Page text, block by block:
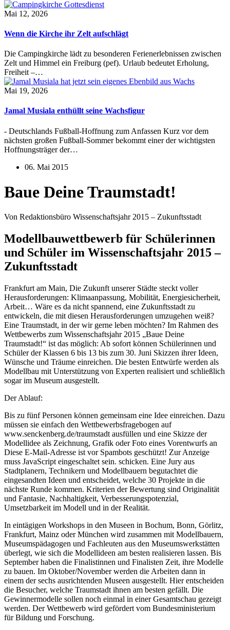
Mai 12, 2026
Wenn die Kirche ihr Zelt aufschlägt
Die Campingkirche lädt zu besonderen Ferienerlebnissen zwischen
Zelt und Himmel ein Freiburg (pef). Urlaub bedeutet Erholung,
Freiheit –…
Mai 19, 2026
Jamal Musiala enthüllt seine Wachsfigur
- Deutschlands Fußball-Hoffnung zum Anfassen Kurz vor dem
nächsten großen Fußball-Sommer bekommt einer der wichtigsten
Hoffnungsträger der…
06. Mai 2015
Baue Deine Traumstadt!
Von Redaktionsbüro Wissenschaftsjahr 2015 – Zukunftsstadt
Modellbauwettbewerb für Schülerinnen
und Schüler im Wissenschaftsjahr 2015 –
Zukunftsstadt
Frankfurt am Main, Die Zukunft unserer Städte steckt voller
Herausforderungen: Klimaanpassung, Mobilität, Energiesicherheit,
Arbeit… Wäre es da nicht spannend, eine Zukunftsstadt zu
entwickeln, die mit diesen Herausforderungen umzugehen weiß?
Eine Traumstadt, in der wir gerne leben möchten? Im Rahmen des
Wettbewerbs zum Wissenschaftsjahr 2015 „Baue Deine
Traumstadt!“ ist das möglich: Ab sofort können Schülerinnen und
Schüler der Klassen 6 bis 13 bis zum 30. Juni Skizzen ihrer Ideen,
Wünsche und Träume einreichen. Die besten Entwürfe werden als
Modellbau mit Unterstützung von Experten realisiert und schließlich
sogar im Museum ausgestellt.
Der Ablauf:
Bis zu fünf Personen können gemeinsam eine Idee einreichen. Dazu
müssen sie einfach den Wettbewerbsfragebogen auf
www.senckenberg.de/traumstadt ausfüllen und eine Skizze der
Modellidee als Zeichnung, Grafik oder Foto eines Vorentwurfs an
Diese E-Mail-Adresse ist vor Spambots geschützt! Zur Anzeige
muss JavaScript eingeschaltet sein. schicken. Eine Jury aus
Stadtplanern, Technikern und Modellbauern begutachtet die
eingesandten Ideen und entscheidet, welche 30 Projekte in die
nächste Runde kommen. Kriterien der Bewertung sind Originalität
und Fantasie, Nachhaltigkeit, Verbesserungspotenzial,
Umsetzbarkeit im Modell und in der Realität.
In eintägigen Workshops in den Museen in Bochum, Bonn, Görlitz,
Frankfurt, Mainz oder München wird zusammen mit Modellbauern,
Museumspädagogen und Fachleuten aus den Museumswerkstätten
überlegt, wie sich die Modellideen am besten realisieren lassen. Bis
September haben die Finalistinnen und Finalisten Zeit, ihre Modelle
zu bauen. Im Oktober/November werden die Arbeiten dann in
einem der sechs ausrichtenden Museen ausgestellt. Hier entscheiden
die Besucher, welche Traumstadt ihnen am besten gefällt. Die
Gewinnermodelle sollen noch einmal in einer Gesamtschau gezeigt
werden. Der Wettbewerb wird gefördert vom Bundesministerium
für Bildung und Forschung.